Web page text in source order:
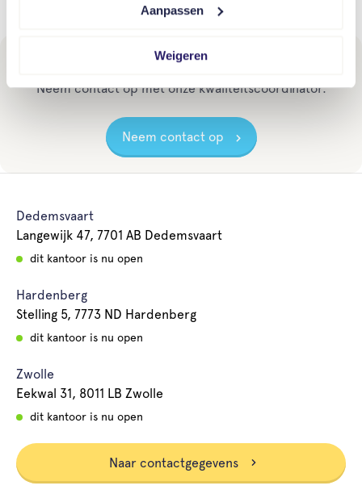
Aanpassen
Weigeren
Meer weten?
Neem contact op met onze kwaliteitscoördinator.
Neem contact op
Dedemsvaart
Langewijk 47, 7701 AB Dedemsvaart
dit kantoor is nu open
Hardenberg
Stelling 5, 7773 ND Hardenberg
dit kantoor is nu open
Zwolle
Eekwal 31, 8011 LB Zwolle
dit kantoor is nu open
Naar contactgegevens